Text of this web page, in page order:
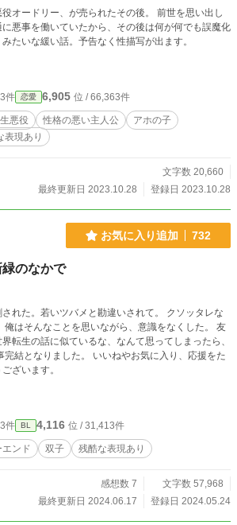
オードリー、が売られたその後。 前世を思い出し
悪事を働いていたから、その後は何が何でも誤魔化
たいな緩い話。予告なく性描写が出ます。
件 恋愛 6,905 位 / 66,363件
悪役 性格の悪い主人公
アホの子
表現あり
文字数 20,660
最終更新日 2023.10.28
登録日 2023.10.28
お気に入り追加 732
緑のなかで
若いツバメと勘違いされて。 クソッタレな
転生の話に似ているな、なんて思ってしまったら、
件 BL 4,116 位 / 31,413件
ンド 双子 残酷な表現あり
感想数 7
文字数 57,968
最終更新日 2024.06.17
登録日 2024.05.24